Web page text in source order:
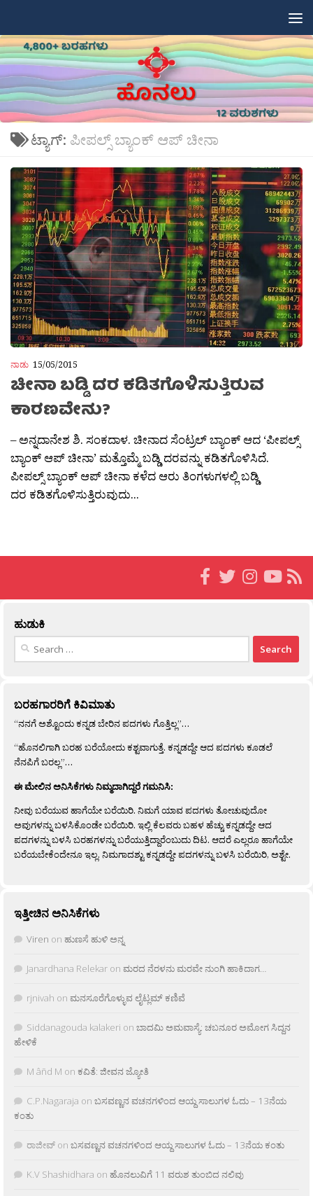
ಟ್ಯಾಗ್: ಪೀಪಲ್ಸ್ ಬ್ಯಾಂಕ್ ಆಪ್ ಚೀನಾ
ನಾಡು 15/05/2015
ಚೀನಾ ಬಡ್ಡಿ ದರ ಕಡಿತಗೊಳಿಸುತ್ತಿರುವ
ಕಾರಣವೇನು?
– ಅನ್ನದಾನೇಶ ಶಿ. ಸಂಕದಾಳ. ಚೀನಾದ ಸೆಂಟ್ರಲ್ ಬ್ಯಾಂಕ್ ಆದ ‘ಪೀಪಲ್ಸ್
ಬ್ಯಾಂಕ್ ಆಪ್ ಚೀನಾ’ ಮತ್ತೊಮ್ಮೆ ಬಡ್ಡಿ ದರವನ್ನು ಕಡಿತಗೊಳಿಸಿದೆ.
ಪೀಪಲ್ಸ್ ಬ್ಯಾಂಕ್ ಆಪ್ ಚೀನಾ ಕಳೆದ ಆರು ತಿಂಗಳುಗಳಲ್ಲಿ ಬಡ್ಡಿ
ದರ ಕಡಿತಗೊಳಿಸುತ್ತಿರುವುದು...
ಹುಡುಕಿ
Search
ಬರಹಗಾರರಿಗೆ ಕಿವಿಮಾತು
“ನನಗೆ ಅಶ್ಟೊಂದು ಕನ್ನಡ ಬೇರಿನ ಪದಗಳು ಗೊತ್ತಿಲ್ಲ”…
“ಹೊನಲಿಗಾಗಿ ಬರಹ ಬರೆಯೋದು ಕಶ್ಟವಾಗುತ್ತೆ. ಕನ್ನಡದ್ದೇ ಆದ ಪದಗಳು ಕೂಡಲೆ
ನೆನಪಿಗೆ ಬರಲ್ಲ”…
ಈ ಮೇಲಿನ ಅನಿಸಿಕೆಗಳು ನಿಮ್ಮದಾಗಿದ್ದರೆ ಗಮನಿಸಿ:
ನೀವು ಬರೆಯುವ ಹಾಗೆಯೇ ಬರೆಯಿರಿ. ನಿಮಗೆ ಯಾವ ಪದಗಳು ತೋಚುವುದೋ
ಅವುಗಳನ್ನು ಬಳಸಿಕೊಂಡೇ ಬರೆಯಿರಿ. ಇಲ್ಲಿ ಕೆಲವರು ಬಹಳ ಹೆಚ್ಚು ಕನ್ನಡದ್ದೇ ಆದ
ಪದಗಳನ್ನು ಬಳಸಿ ಬರಹಗಳನ್ನು ಬರೆಯುತ್ತಿದ್ದಾರೆಂಬುದು ದಿಟ. ಆದರೆ ಎಲ್ಲರೂ ಹಾಗೆಯೇ
ಬರೆಯಬೇಕೆಂದೇನೂ ಇಲ್ಲ. ನಿಮಗಾದಶ್ಟು ಕನ್ನಡದ್ದೇ ಪದಗಳನ್ನು ಬಳಸಿ ಬರೆಯಿರಿ, ಅಶ್ಟೇ.
ಇತ್ತೀಚಿನ ಅನಿಸಿಕೆಗಳು
Viren on ಹುಣಸೆ ಹುಳಿ ಅನ್ನ
Janardhana Relekar on ಮರದ ನೆರಳನು ಮರವೇ ನುಂಗಿ ಹಾಕಿದಾಗ…
rjnivah on ಮನಸೂರೆಗೊಳ್ಳುವ ಲೈಟ್ಲಮ್ ಕಣಿವೆ
Siddanagouda kalakeri on ಬಾದಮಿ ಅಮವಾಸ್ಯೆ: ಚಬನೂರ ಅಮೋಗ ಸಿದ್ದನ
ಹೇಳಿಕೆ
M âñd M on ಕವಿತೆ: ಜೀವನ ಜ್ಯೋತಿ
C.P.Nagaraja on ಬಸವಣ್ಣನ ವಚನಗಳಿಂದ ಆಯ್ದ ಸಾಲುಗಳ ಓದು – 13ನೆಯ
ಕಂತು
ರಾಜೀವ್ on ಬಸವಣ್ಣನ ವಚನಗಳಿಂದ ಆಯ್ದ ಸಾಲುಗಳ ಓದು – 13ನೆಯ ಕಂತು
K.V Shashidhara on ಹೊನಲುವಿಗೆ 11 ವರುಶ ತುಂಬಿದ ನಲಿವು